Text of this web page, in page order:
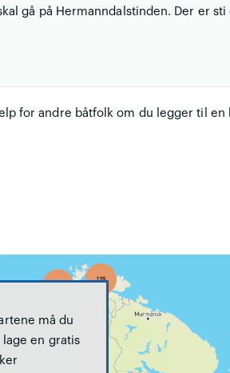
gå på Hermanndalstinden. Der er sti
for andre båtfolk om du legger til en
må du
lage en gratis